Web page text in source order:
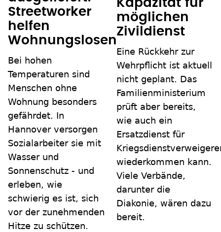
Streetworker
helfen
Wohnungslosen
Bei hohen
Temperaturen sind
Menschen ohne
Wohnung besonders
gefährdet. In
Hannover versorgen
Sozialarbeiter sie mit
Wasser und
Sonnenschutz - und
erleben, wie
schwierig es ist, sich
vor der zunehmenden
Hitze zu schützen.
Kapazität für
möglichen
Zivildienst
Eine Rückkehr zur
Wehrpflicht ist aktuell
nicht geplant. Das
Familienministerium
prüft aber bereits,
wie auch ein
Ersatzdienst für
wiederkommen kann.
Viele Verbände,
darunter die
Diakonie, wären dazu
bereit.